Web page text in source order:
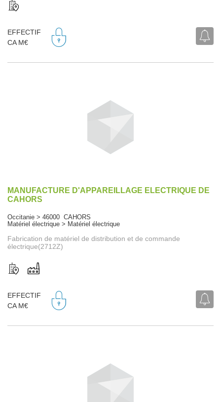
EFFECTIF
CA M€
MANUFACTURE D'APPAREILLAGE ELECTRIQUE DE
CAHORS
Occitanie > 46000 CAHORS
Matériel électrique > Matériel électrique
Fabrication de matériel de distribution et de commande
électrique(2712Z)
EFFECTIF
CA M€